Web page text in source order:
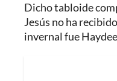
Dicho tabloide
Jesús no ha
invernal fue